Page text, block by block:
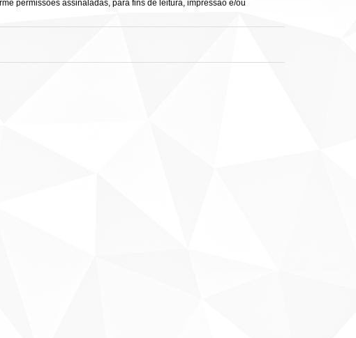
permissões assinaladas, para fins de leitura, impressão e/ou